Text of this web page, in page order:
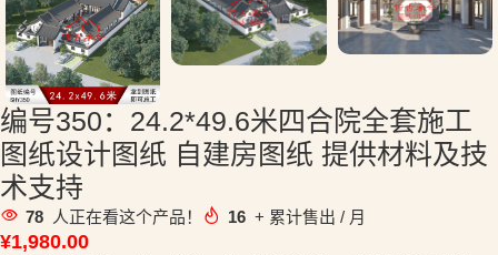
编号350：24.2*49.6米四合院全套施工
图纸设计图纸 自建房图纸 提供材料及技
术支持
78 人正在看这个产品！ 16 + 累计售出 / 月
¥1,980.00